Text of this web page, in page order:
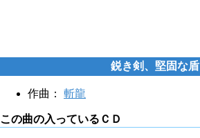
鋭き剣、堅固な盾
作曲： 斬龍
この曲の入っているＣＤ